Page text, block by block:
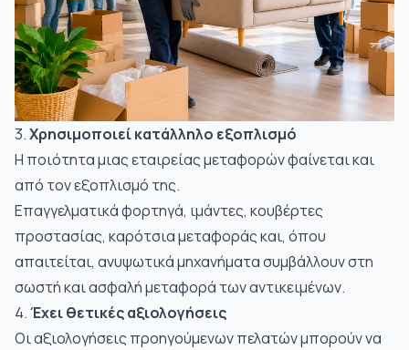
3.Χρησιμοποιεί κατάλληλο εξοπλισμό
Η ποιότητα μιας εταιρείας μεταφορών φαίνεται και
από τον εξοπλισμό της.
Επαγγελματικά φορτηγά, ιμάντες, κουβέρτες
προστασίας, καρότσια μεταφοράς και, όπου
απαιτείται, ανυψωτικά μηχανήματα συμβάλλουν στη
σωστή και ασφαλή μεταφορά των αντικειμένων.
4.Έχει θετικές αξιολογήσεις
Οι αξιολογήσεις προηγούμενων πελατών μπορούν να